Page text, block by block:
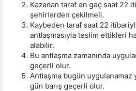
Kazanan taraf en geç saat 22
şehirlerden çekilmeli.
Kaybeden taraf saat 22
antlaşmasıyla teslim ettikleri
alabilir.
Bu antlaşma zamanında
geçerli olur.
Antlaşma bugün uygulanamaz
gün barış geçerli olur.